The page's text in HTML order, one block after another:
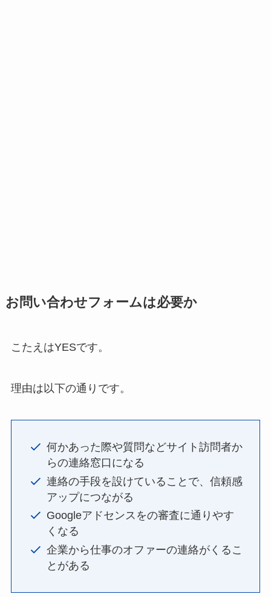
お問い合わせフォームは必要か
こたえはYESです。
理由は以下の通りです。
何かあった際や質問などサイト訪問者か
らの連絡窓口になる
連絡の手段を設けていることで、信頼感
アップにつながる
Googleアドセンスをの審査に通りやす
くなる
企業から仕事のオファーの連絡がくるこ
とがある